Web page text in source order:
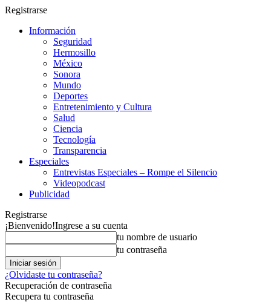
Registrarse
Información
Seguridad
Hermosillo
México
Sonora
Mundo
Deportes
Entretenimiento y Cultura
Salud
Ciencia
Tecnología
Transparencia
Especiales
Entrevistas Especiales – Rompe el Silencio
Videopodcast
Publicidad
Registrarse
¡Bienvenido!Ingrese a su cuenta
tu nombre de usuario
tu contraseña
¿Olvidaste tu contraseña?
Recuperación de contraseña
Recupera tu contraseña